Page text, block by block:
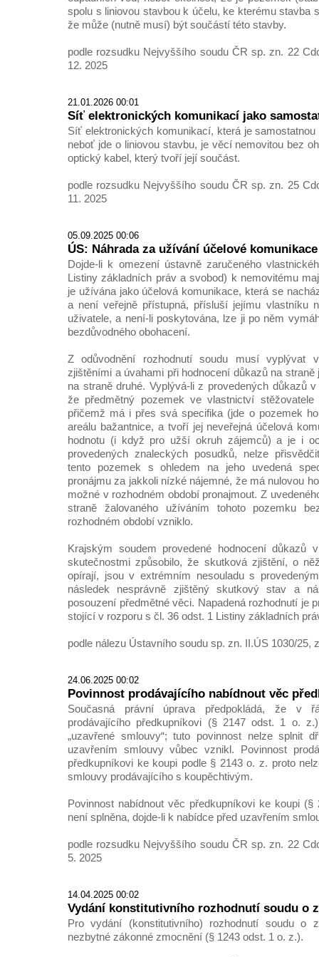
spolu s liniovou stavbou k účelu, ke kterému stavba
že může (nutně musí) být součástí této stavby.
podle rozsudku Nejvyššího soudu ČR sp. zn. 22
12. 2025
21.01.2026 00:01
Síť elektronických komunikací jako
Síť elektronických komunikací, která je
neboť jde o liniovou stavbu, je věcí nemovitou bez
optický kabel, který tvoří její součást.
podle rozsudku Nejvyššího soudu ČR sp. zn. 25
11. 2025
05.09.2025 00:06
ÚS: Náhrada za užívání účelové komunikace
Dojde-li k omezení ústavně zaručeného
Listiny základních práv a svobod) k nemovitému
je užívána jako účelová komunikace, která se
a není veřejně přístupná, přísluší jejímu vlastníku
uživatele, a není-li poskytována, lze ji po něm
bezdůvodného obohacení.
Z odůvodnění rozhodnutí soudu musí vyplývat
zjištěními a úvahami při hodnocení důkazů na
na straně druhé. Vyplývá-li z provedených důkazů
že předmětný pozemek ve vlastnictví
přičemž má i přes svá specifika (jde o pozemek
areálu bažantnice, a tvoří jej neveřejná účelová
hodnotu (i když pro užší okruh zájemců) a je i
provedených znaleckých posudků, nelze
tento pozemek s ohledem na jeho uvedená
pronájmu za jakkoli nízké nájemné, že má nulovou
možné v rozhodném období pronajmout. Z
straně žalovaného užíváním tohoto pozemku
rozhodném období vzniklo.
Krajským soudem provedené hodnocení důkazů
skutečnostmi způsobilo, že skutková zjištění, o
opírají, jsou v extrémním nesouladu s
následek nesprávně zjištěný skutkový stav a
posouzení předmětné věci. Napadená rozhodnutí je
stojící v rozporu s čl. 36 odst. 1 Listiny základních
podle nálezu Ústavního soudu sp. zn. II.ÚS 1030/25,
24.06.2025 00:02
Povinnost prodávajícího nabídnout věc
Současná právní úprava předpokládá, že v
prodávajícího předkupníkovi (§ 2147 odst. 1 o.
„uzavřené smlouvy“; tuto povinnost nelze splnit
uzavřením smlouvy vůbec vznikl. Povinnost
předkupníkovi ke koupi podle § 2143 o. z. proto
smlouvy prodávajícího s koupěchtivým.
Povinnost nabídnout věc předkupníkovi ke koupi
není splněna, dojde-li k nabídce před uzavřením
podle rozsudku Nejvyššího soudu ČR sp. zn. 22
5. 2025
14.04.2025 00:02
Vydání konstitutivního rozhodnutí soudu o
Pro vydání (konstitutivního) rozhodnutí soudu o
nezbytné zákonné zmocnění (§ 1243 odst. 1 o. z.).